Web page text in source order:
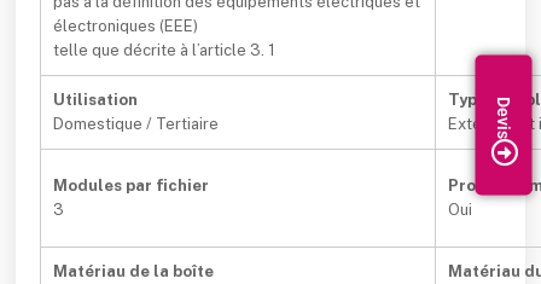
électroniques (EEE)
telle que décrite à l’article 3. 1
Utilisation
Domestique / Tertiaire
Type
Extérieur et
Modules par fichier
3
Profil DIN
Oui
Matériau de la boîte
Matériau